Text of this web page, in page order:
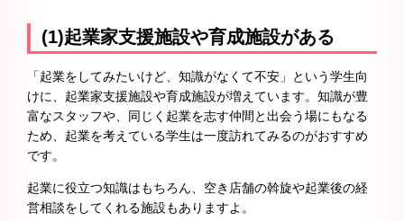
(1)起業家支援施設や育成施設がある
「起業をしてみたいけど、知識がなくて不安」という学生向
けに、起業家支援施設や育成施設が増えています。知識が豊
富なスタッフや、同じく起業を志す仲間と出会う場にもなる
ため、起業を考えている学生は一度訪れてみるのがおすすめ
です。
起業に役立つ知識はもちろん、空き店舗の斡旋や起業後の経
営相談をしてくれる施設もありますよ。